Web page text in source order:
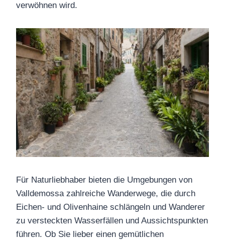
verwöhnen wird.
Für Naturliebhaber bieten die Umgebungen von
Valldemossa zahlreiche Wanderwege, die durch
Eichen- und Olivenhaine schlängeln und Wanderer
zu versteckten Wasserfällen und Aussichtspunkten
führen. Ob Sie lieber einen gemütlichen